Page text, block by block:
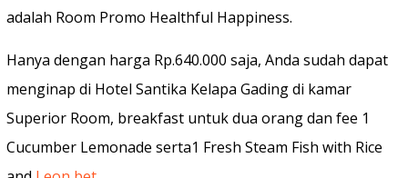
adalah Room Promo Healthful Happiness.
Hanya dengan harga Rp.640.000 saja, Anda sudah dapat
menginap di Hotel Santika Kelapa Gading di kamar
Superior Room, breakfast untuk dua orang dan fee 1
Cucumber Lemonade serta1 Fresh Steam Fish with Rice